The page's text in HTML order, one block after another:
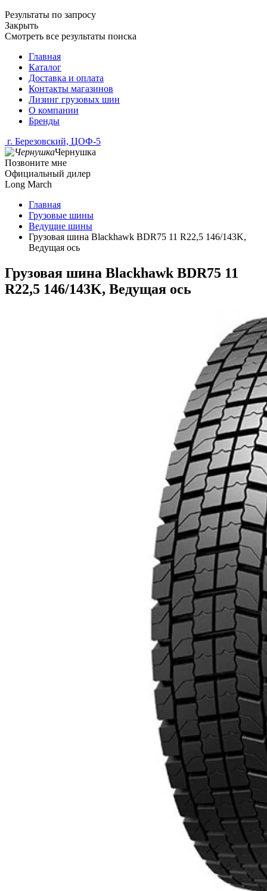
Результаты по запросу
Закрыть
Смотреть все результаты поиска
Главная
Каталог
Доставка и оплата
Контакты магазинов
Лизинг грузовых шин
О компании
Бренды
г. Березовский, ЦОФ-5
Чернушка
Позвоните мне
Официальный дилер
Long March
Главная
Грузовые шины
Ведущие шины
Грузовая шина Blackhawk BDR75 11 R22,5 146/143K,
Ведущая ось
Грузовая шина Blackhawk BDR75 11
R22,5 146/143K, Ведущая ось